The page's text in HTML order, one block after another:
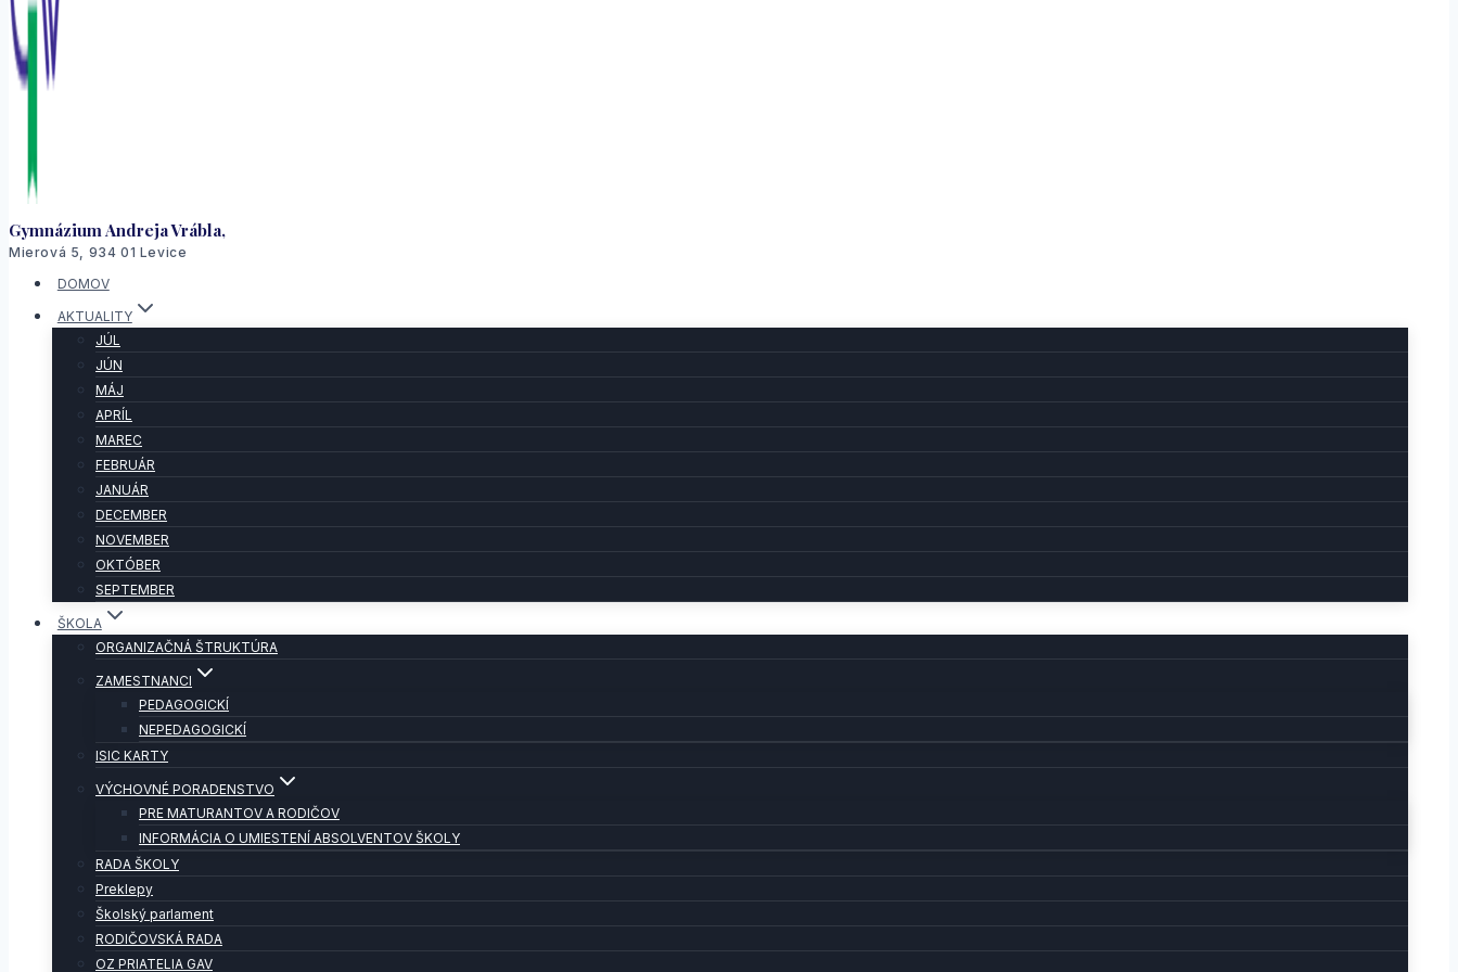
Gymnázium Andreja Vrábla,
Mierová 5, 934 01 Levice
DOMOV
AKTUALITY
JÚL
JÚN
MÁJ
APRÍL
MAREC
FEBRUÁR
JANUÁR
DECEMBER
NOVEMBER
OKTÓBER
SEPTEMBER
ŠKOLA
ORGANIZAČNÁ ŠTRUKTÚRA
ZAMESTNANCI
PEDAGOGICKÍ
NEPEDAGOGICKÍ
ISIC KARTY
VÝCHOVNÉ PORADENSTVO
PRE MATURANTOV A RODIČOV
INFORMÁCIA O UMIESTENÍ ABSOLVENTOV ŠKOLY
RADA ŠKOLY
Preklepy
Školský parlament
RODIČOVSKÁ RADA
OZ PRIATELIA GAV